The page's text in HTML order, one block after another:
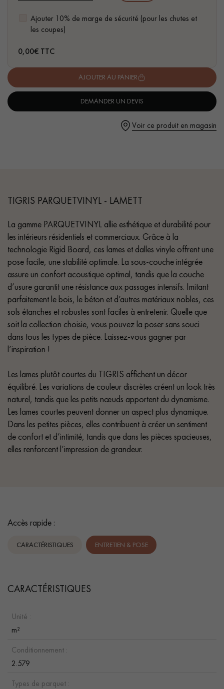
Un expert Décoplus Parquets vous appelle
Demandez un rendez-vous personnalisé
Ajouter 10% de marge de sécurité (pour les chutes et
les coupes)
0,00€ TTC
AJOUTER AU PANIER
DEMANDER UN DEVIS
Voir ce produit en magasin
TIGRIS PARQUETVINYL - LAMETT
La gamme PARQUETVINYL allie esthétique et durabilité pour
les intérieurs résidentiels et commerciaux. Grâce à la
technologie Rigid Board, ces lames et dalles vinyle offrent une
pose facile, une stabilité optimale. La sous-couche intégrée
assure un confort acoustique optimal, tandis que la couche
d’usure garantit une résistance aux passages intensifs. Imitant
parfaitement le bois, le béton et d’autres matériaux nobles, ces
sols étanches et robustes sont faciles à entretenir. Quelle que
soit la collection choisie, vous pouvez la poser sans souci
dans tous les types de pièce. Laissez-vous gagner par
l’inspiration !
Les lames plutôt courtes du TIGRIS affichent un décor
équilibré. Les variations de couleur discrètes créent un look très
naturel, tandis que les petits nœuds apportent du dynamisme.
Les lames courtes peuvent donner un aspect plus dynamique.
Dans les petites pièces, elles contribuent à créer un sentiment
de confort et d’intimité, tandis que dans les pièces spacieuses,
elles renforcent l’impression de grandeur.
Accès rapide :
CARACTÉRISTIQUES ENTRETIEN & POSE
CARACTÉRISTIQUES
Unité :
m²
Conditionnement :
2.579
Types de parquet :